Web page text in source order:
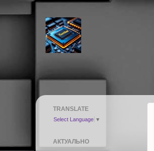
TRANSLATE
Select Language ▼
АКТУАЛЬНО